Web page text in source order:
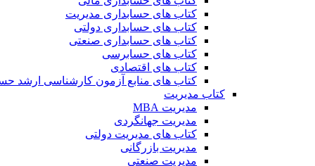
کتاب های حسابداری مدیریت
کتاب های حسابداری دولتی
کتاب های حسابداری صنعتی
کتاب های حسابرسی
کتاب های اقتصادی
کتاب های منابع آزمون کارشناسی ارشد
کتاب مدیریت
مدیریت MBA
مدیریت جهانگردی
کتاب های مدیریت دولتی
مدیریت بازرگانی
مدیریت صنعتی